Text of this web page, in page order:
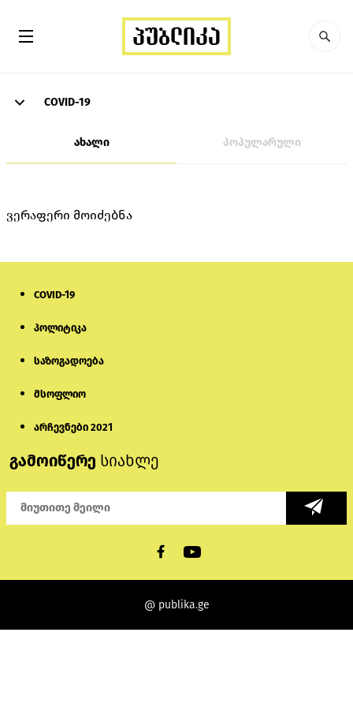
COVID-19
ახალი პოპულარული
ვერაფერი მოიძებნა
COVID-19
პოლიტიკა
საზოგადოება
მსოფლიო
არჩევნები 2021
გამოიწერე სიახლე
@ publika.ge